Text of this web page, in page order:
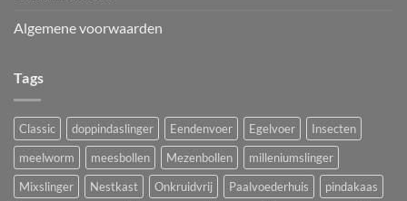
Algemene voorwaarden
Tags
Classic doppindaslinger Eendenvoer Egelvoer
Insecten
meelworm
meesbollen Mezenbollen
milleniumslinger
Mixslinger
Nestkast Onkruidvrij Paalvoederhuis
pindakaas